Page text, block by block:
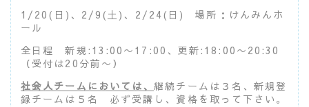
1/20(日)、2/9(土)、2/24(日) 場所：けんみんホ
ール
全日程 新規:13:00〜17:00、更新:18:00〜20:30
（受付は20分前〜）
社会人チームにおいては、継続チームは３名、新規登
録チームは５名 必ず受講し、資格を取って下さい。